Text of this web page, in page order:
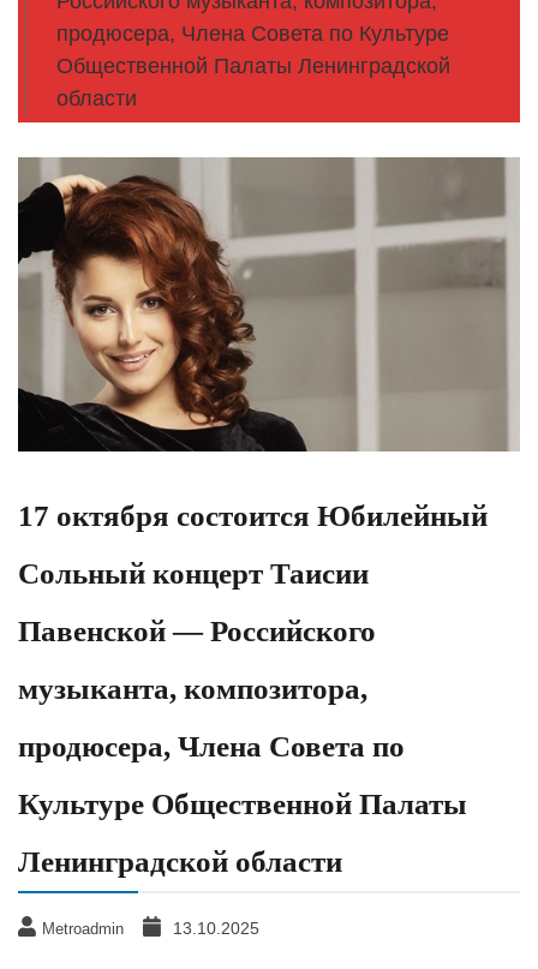
продюсера, Члена Совета по Культуре
Общественной Палаты Ленинградской
области
17 октября состоится Юбилейный
Сольный концерт Таисии
Павенской — Российского
музыканта, композитора,
продюсера, Члена Совета по
Культуре Общественной Палаты
Ленинградской области
Metroadmin 13.10.2025